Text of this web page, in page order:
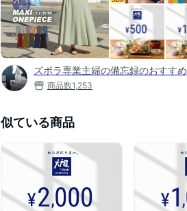
ズボラ専業主婦の備忘録のおすすめ
商品数1,253
似ている商品